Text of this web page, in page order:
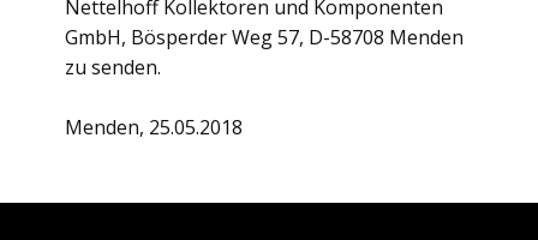
Nettelhoff Kollektoren und Komponenten
GmbH, Bösperder Weg 57, D-58708 Menden
zu senden.
Menden, 25.05.2018